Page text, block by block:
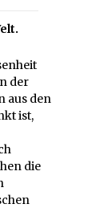
der
aus den
ist,
die